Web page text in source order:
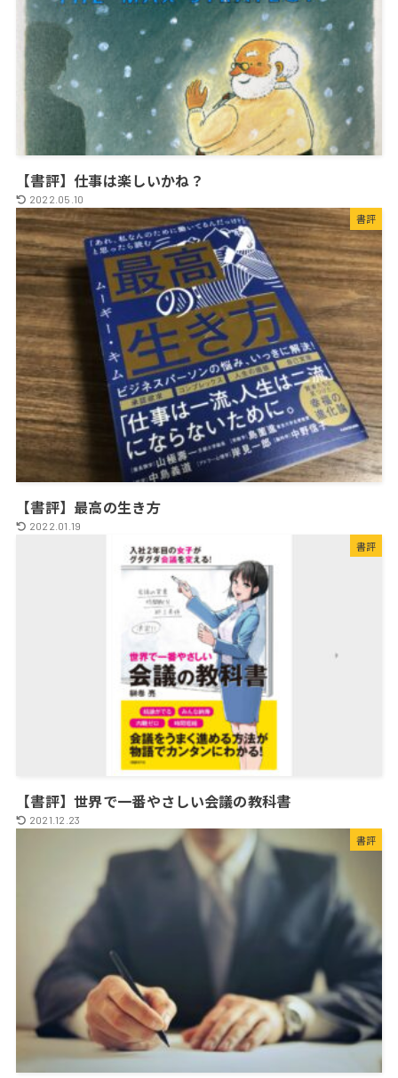
【書評】仕事は楽しいかね？
2022.05.10
書評
【書評】最高の生き方
2022.01.19
書評
【書評】世界で一番やさしい会議の教科書
2021.12.23
書評